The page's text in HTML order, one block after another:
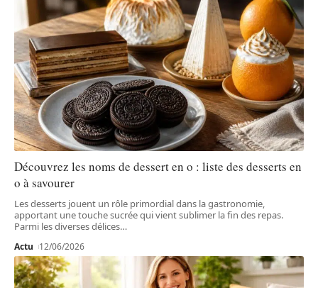
Découvrez les noms de dessert en o : liste des desserts en
o à savourer
Les desserts jouent un rôle primordial dans la gastronomie,
apportant une touche sucrée qui vient sublimer la fin des repas.
Parmi les diverses délices…
Actu 12/06/2026